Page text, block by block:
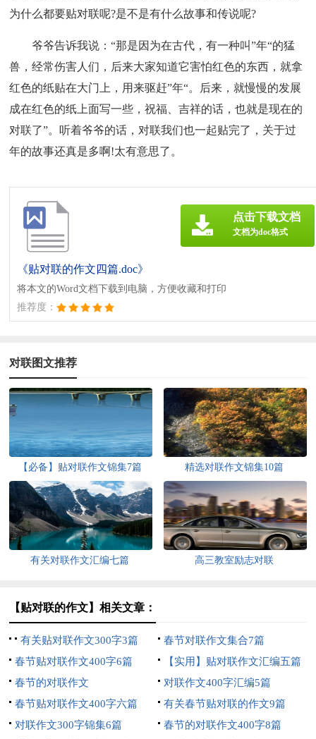
为什么都要贴对联呢?是不是有什么故事和传说呢?
爷爷告诉我说：“那是因为在古代，有一种叫”年“的猛
兽，经常伤害人们，后来大家知道它害怕红色的东西，就拿
红色的纸贴在大门上，用来驱赶”年“。后来，就慢慢的发展
成在红色的纸上面写一些，祝福、吉祥的话，也就是现在的
对联了”。听着爷爷的话，对联我们也一起贴完了，关于过
年的故事还真是多啊!太有意思了。
《贴对联的作文四篇.doc》
将本文的Word文档下载到电脑，方便收藏和打印
推荐度：
点击下载文档
文档为doc格式
对联图文推荐
【必备】贴对联作文锦集7篇 精选对联作文锦集10篇
有关对联作文汇编七篇 高三教室励志对联
【贴对联的作文】相关文章：
有关贴对联作文300字3篇
春节对联作文集合7篇
春节贴对联作文400字6篇
【实用】贴对联作文汇编五篇
春节的对联作文
对联作文400字汇编5篇
春节贴对联作文400字六篇
有关春节贴对联的作文9篇
对联作文300字锦集6篇
春节的对联作文400字8篇